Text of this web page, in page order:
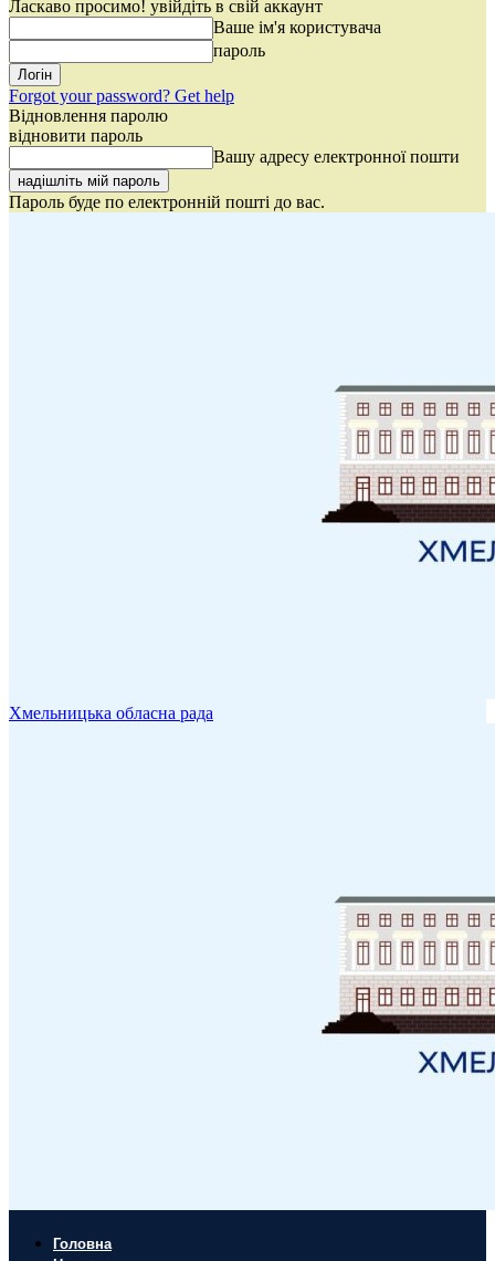
Ласкаво просимо! увійдіть в свій аккаунт
Ваше ім'я користувача
пароль
Forgot your password? Get help
Відновлення паролю
відновити пароль
Вашу адресу електронної пошти
Пароль буде по електронній пошті до вас.
Хмельницька обласна рада
Головна